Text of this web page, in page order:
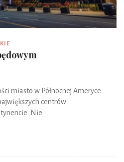
miasto w Północnej Ameryce
centrów
Nie